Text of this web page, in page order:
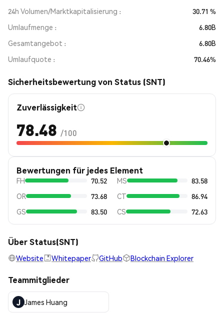
24h Volumen/Marktkapitalisierung
30.71 %
Umlaufmenge
6.80B
Gesamtangebot
6.80B
Umlaufquote
70.46%
Sicherheitsbewertung von Status (SNT)
Zuverlässigkeit
78.48 /100
Bewertungen für jedes Element
FH 70.52 MS
83.58
OR
73.68 CT
86.94
GS
83.50 CS 72.63
Über Status(SNT)
Website Whitepaper GitHub Blockchain Explorer
Teammitglieder
J James Huang